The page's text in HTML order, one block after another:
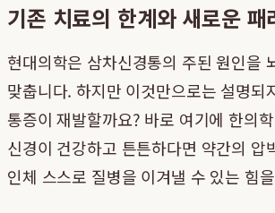
기존 치료의 한계와 새로운
현대의학은 삼차신경통의 주된 원인을
맞춥니다. 하지만 이것만으로는 설명
통증이 재발할까요? 바로 여기에 한의
신경이 건강하고 튼튼하다면 약간의
인체 스스로 질병을 이겨낼 수 있는 힘